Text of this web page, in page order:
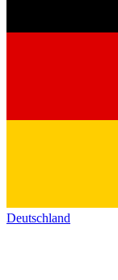
Deutschland